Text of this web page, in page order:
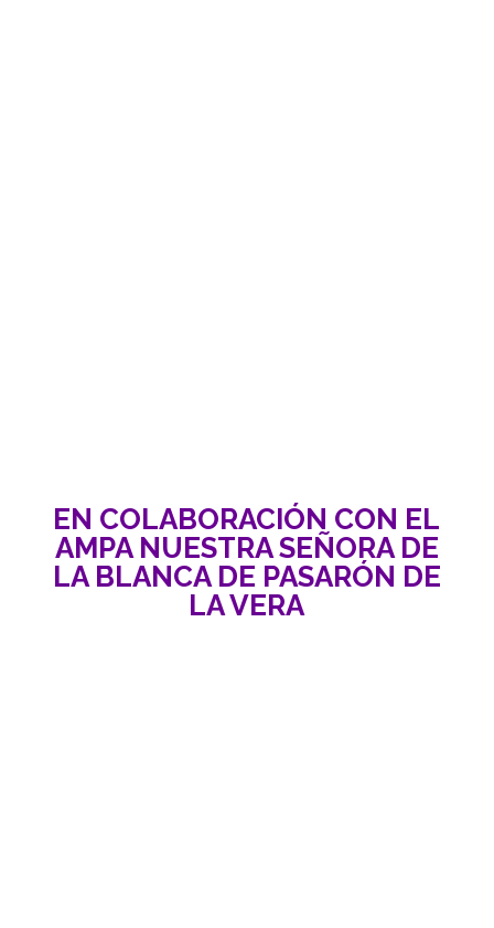
EN COLABORACIÓN CON EL
AMPA NUESTRA SEÑORA DE
LA BLANCA DE PASARÓN DE
LA VERA